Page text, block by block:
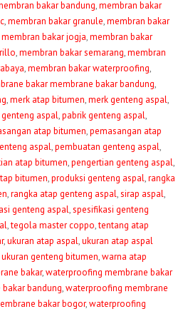
bakar bandung,membran bakar
,membran bakar granule,membran bakar
membran bakar jogja,membran bakar
,membran bakar semarang,membran
,membran bakar waterproofing,
bakar membrane bakar bandung,
,merk atap bitumen,merk genteng aspal,
aspal,pabrik genteng aspal,
atap bitumen,pemasangan atap
aspal,pembuatan genteng aspal,
atap bitumen,pengertian genteng aspal,
bitumen,produksi genteng aspal,rangka
,rangka atap genteng aspal,sirap aspal,
genteng aspal,spesifikasi genteng
,tegola master coppo,tentang atap
,ukuran atap aspal,ukuran atap aspal
ukuran genteng bitumen,warna atap
bakar,waterproofing membrane bakar
bandung,waterproofing membrane
bakar bogor,waterproofing